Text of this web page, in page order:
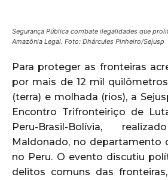
Segurança Pública combate ilegalidades que
Amazônia Legal. Foto: Dhárcules Pinheiro/Sejusp
Para proteger as fronteiras
por mais de 12 mil
(terra) e molhada (rios), a
Encontro Trifronteiriço de
Peru-Brasil-Bolívia,
Maldonado, no departamento
no Peru. O evento discutiu
delitos comuns das